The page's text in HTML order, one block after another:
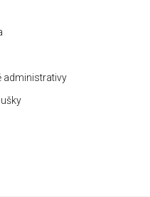
administrativy